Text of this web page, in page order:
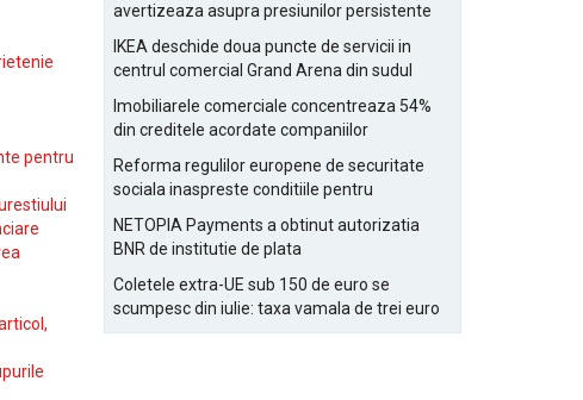
pentru
avertizeaza asupra presiunilor persistente
IKEA deschide doua puncte de servicii in
centrul comercial Grand Arena din sudul
Imobiliarele comerciale concentreaza 54%
din creditele acordate companiilor
Reforma regulilor europene de securitate
sociala inaspreste conditiile pentru
NETOPIA Payments a obtinut autorizatia
BNR de institutie de plata
Coletele extra-UE sub 150 de euro se
scumpesc din iulie: taxa vamala de trei euro
pe articol, adaugata la taxa logistica